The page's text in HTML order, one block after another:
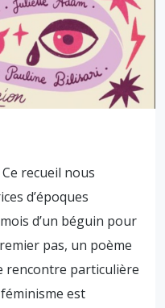
recueil nous
d’époques
d’un béguin pour
pas, un poème
rencontre particulière
est